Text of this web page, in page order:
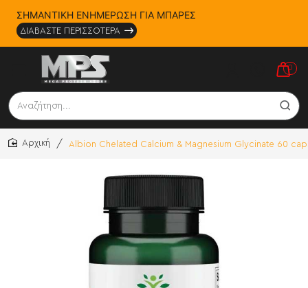
ΣΗΜΑΝΤΙΚΗ ΕΝΗΜΕΡΩΣΗ ΓΙΑ ΜΠΑΡΕΣ
ΔΙΑΒΑΣΤΕ ΠΕΡΙΣΣΟΤΕΡΑ
0
Αναζήτηση...
Albion Chelated Calcium & Magnesium Glycinate 60